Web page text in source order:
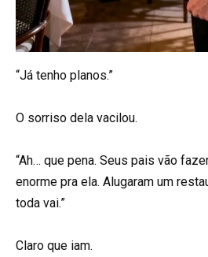
“Já tenho planos.”
O sorriso dela vacilou.
“Ah… que pena. Seus pais vão
enorme pra ela. Alugaram um
toda vai.”
Claro que iam.